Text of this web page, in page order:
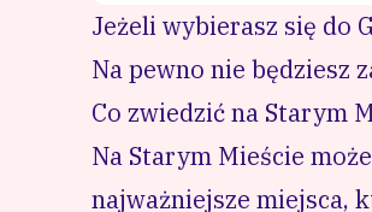
Jeżeli wybierasz się do
Na pewno nie będziesz
Co zwiedzić na Starym
Na Starym Mieście
najważniejsze miejsca,